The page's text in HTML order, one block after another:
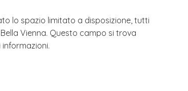
lo spazio limitato a disposizione, tutti
Vienna. Questo campo si trova